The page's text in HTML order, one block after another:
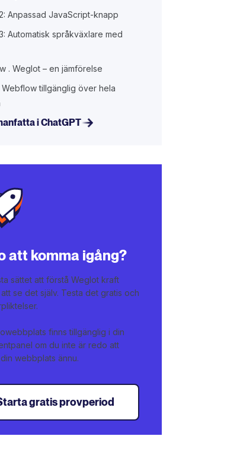
Anpassad JavaScript-knapp
Automatisk språkväxlare med
. Weglot – en jämförelse
Webflow tillgänglig över hela
i ChatGPT
att komma igång?
sättet att förstå Weglot kraft
se det själv. Testa det gratis och
finns tillgänglig i din
om du inte är redo att
webbplats ännu.
gratis provperiod